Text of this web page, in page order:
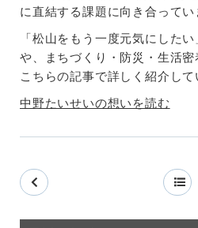
に直結する課題に向き合ってい
「松山をもう一度元気にした
や、まちづくり・防災・生活密
こちらの記事で詳しく紹介して
中野たいせいの想いを読む